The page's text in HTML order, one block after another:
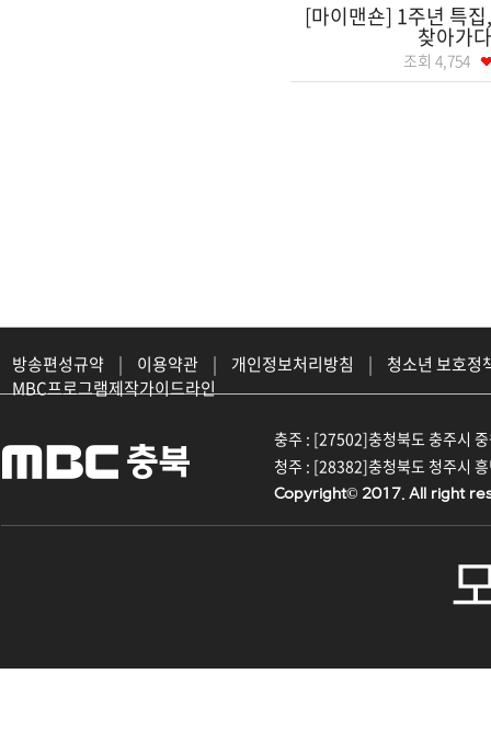
[마이맨숀] 1주년 특
찾아가
조회 4,754
방송편성규약 | 이용약관 | 개인정보처리방침 |
청소년 보호정
MBC프로그램제작가이드라인
충주 : [27502]충청북도 충주시
청주 : [28382]충청북도 청주시
Copyright© 2017. All right